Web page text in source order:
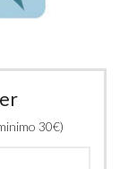
30€)